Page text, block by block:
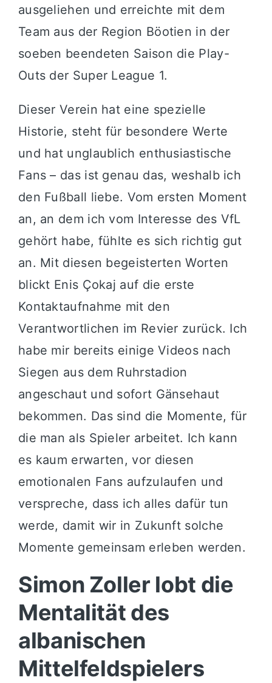
ausgeliehen und erreichte mit dem
Team aus der Region Böotien in der
soeben beendeten Saison die Play-
Outs der Super League 1.
Dieser Verein hat eine spezielle
Historie, steht für besondere Werte
und hat unglaublich enthusiastische
Fans – das ist genau das, weshalb ich
den Fußball liebe. Vom ersten Moment
an, an dem ich vom Interesse des VfL
gehört habe, fühlte es sich richtig gut
an. Mit diesen begeisterten Worten
blickt Enis Çokaj auf die erste
Kontaktaufnahme mit den
Verantwortlichen im Revier zurück. Ich
habe mir bereits einige Videos nach
Siegen aus dem Ruhrstadion
angeschaut und sofort Gänsehaut
bekommen. Das sind die Momente, für
die man als Spieler arbeitet. Ich kann
es kaum erwarten, vor diesen
emotionalen Fans aufzulaufen und
verspreche, dass ich alles dafür tun
werde, damit wir in Zukunft solche
Momente gemeinsam erleben werden.
Simon Zoller lobt die
Mentalität des
albanischen
Mittelfeldspielers